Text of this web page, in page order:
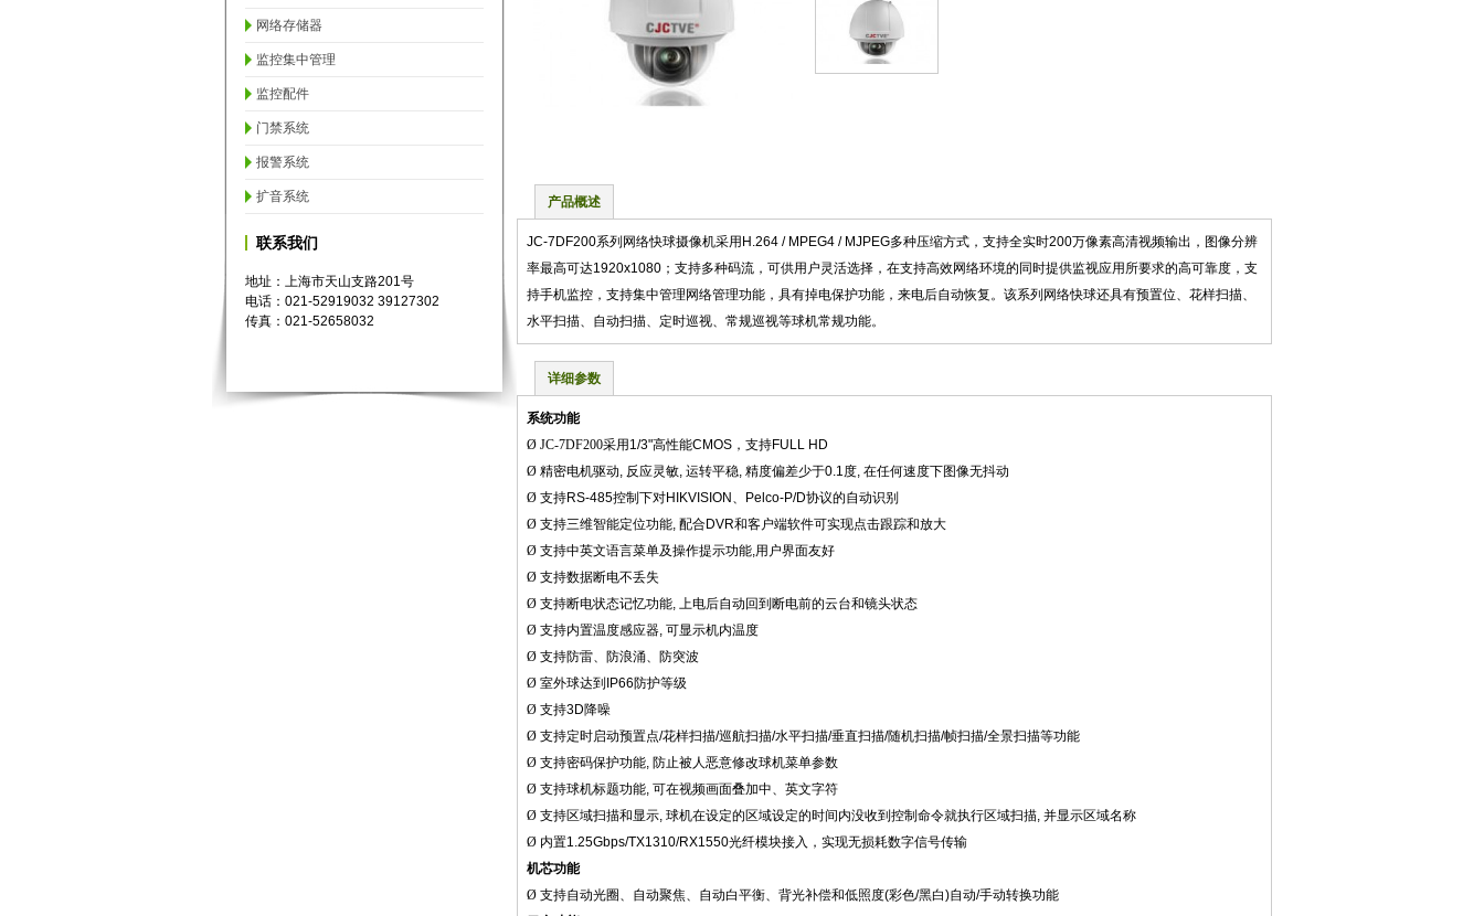
网络存储器
监控集中管理
监控配件
门禁系统
报警系统
扩音系统
联系我们
地址：上海市天山支路201号
电话：021-52919032 39127302
传真：021-52658032
产品概述
JC-7DF200系列网络快球摄像机采用H.264 / MPEG4 / MJPEG多种压缩方式，支持全实时200万像素高清视频输出，图像分辨
率最高可达1920x1080；支持多种码流，可供用户灵活选择，在支持高效网络环境的同时提供监视应用所要求的高可靠度，支
持手机监控，支持集中管理网络管理功能，具有掉电保护功能，来电后自动恢复。该系列网络快球还具有预置位、花样扫描、
水平扫描、自动扫描、定时巡视、常规巡视等球机常规功能。
详细参数
系统功能
Ø JC-7DF200采用 1/3"高性能CMOS ，支持FULL HD
Ø 精密电机驱动, 反应灵敏, 运转平稳, 精度偏差少于0.1度, 在任何速度下图像无抖动
Ø 支持RS-485控制下对HIKVISION 、 Pelco-P/D协议的自动识别
Ø 支持三维智能定位功能, 配合DVR和客户端软件可实现点击跟踪和放大
Ø 支持中英文语言菜单及操作提示功能,用户界面友好
Ø 支持数据断电不丢失
Ø 支持断电状态记忆功能, 上电后自动回到断电前的云台和镜头状态
Ø 支持内置温度感应器, 可显示机内温度
Ø 支持防雷、防浪涌、防突波
Ø 室外球达到 IP66防护等级
Ø 支持3D降噪
Ø 支持定时启动预置点/花样扫描/巡航扫描/水平扫描/垂直扫描/随机扫描/帧扫描/全景扫描等功能
Ø 支持密码保护功能, 防止被人恶意修改球机菜单参数
Ø 支持球机标题功能, 可在视频画面叠加中、英文字符
Ø 支持区域扫描和显示, 球机在设定的区域设定的时间内没收到控制命令就执行区域扫描, 并显示区域名称
Ø 内置1.25Gbps/TX1310/RX1550光纤模块接入，实现无损耗数字信号传输
机芯功能
Ø 支持自动光圈、自动聚焦、自动白平衡、背光补偿和低照度(彩色/黑白)自动/手动转换功能